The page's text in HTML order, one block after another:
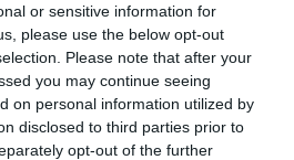
or sensitive information for
please use the below opt-out
Please note that after your
you may continue seeing
on personal information utilized by
disclosed to third parties prior to
opt-out of the further